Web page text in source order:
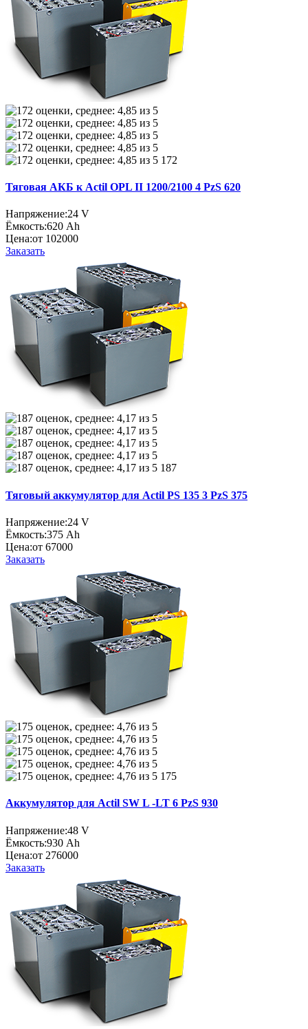
172
Тяговая АКБ к Actil OPL II 1200/2100 4 PzS 620
Напряжение:24 V
Ёмкость:620 Ah
Цена:от 102000
Заказать
187
Тяговый аккумулятор для Actil PS 135 3 PzS 375
Напряжение:24 V
Ёмкость:375 Ah
Цена:от 67000
Заказать
175
Аккумулятор для Actil SW L -LT 6 PzS 930
Напряжение:48 V
Ёмкость:930 Ah
Цена:от 276000
Заказать